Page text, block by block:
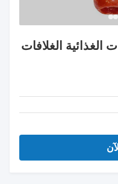
الغذائية الغلافات